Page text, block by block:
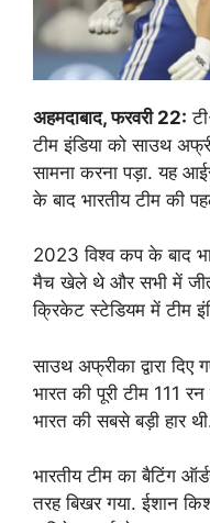
अहमदाबाद, फरवरी 22:
टीम इंडिया को साउथ
सामना करना पड़ा. यह
के बाद भारतीय टीम की
2023 विश्व कप के बाद
मैच खेले थे और सभी में जीत
क्रिकेट स्टेडियम में टीम
साउथ अफ्रीका द्वारा
भारत की पूरी टीम 111
भारत की सबसे बड़ी हार
भारतीय टीम का बैटिंग
तरह बिखर गया. ईशान